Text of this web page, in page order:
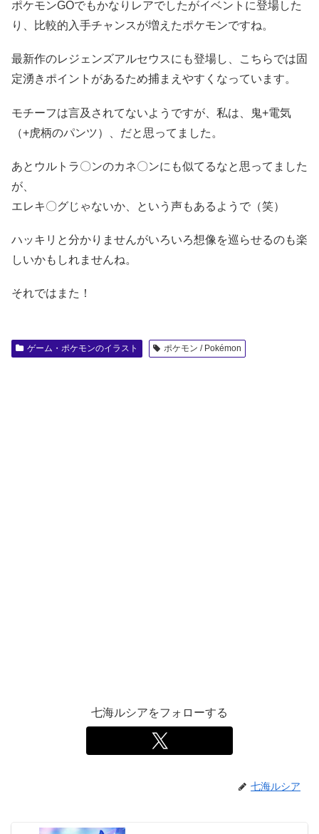
ポケモンGOでもかなりレアでしたがイベントに登場した
り、比較的入手チャンスが増えたポケモンですね。
最新作のレジェンズアルセウスにも登場し、こちらでは固
定湧きポイントがあるため捕まえやすくなっています。
モチーフは言及されてないようですが、私は、鬼+電気
（+虎柄のパンツ）、だと思ってました。
あとウルトラ〇ンのカネ〇ンにも似てるなと思ってました
が、
エレキ〇グじゃないか、という声もあるようで（笑）
ハッキリと分かりませんがいろいろ想像を巡らせるのも楽
しいかもしれませんね。
それではまた！
ゲーム・ポケモンのイラスト ポケモン / Pokémon
七海ルシアをフォローする
七海ルシア